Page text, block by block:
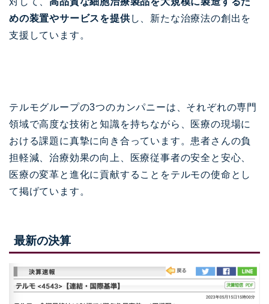
めの装置やサービスを提供し、新たな治療法の創出を
支援しています。
テルモグループの3つのカンパニーは、それぞれの専門
領域で高度な技術と知識を持ちながら、医療の現場に
おける課題に真摯に向き合っています。患者さんの負
担軽減、治療効果の向上、医療従事者の安全と安心、
医療の変革と進化に貢献することをテルモの使命とし
て掲げています。
最新の決算